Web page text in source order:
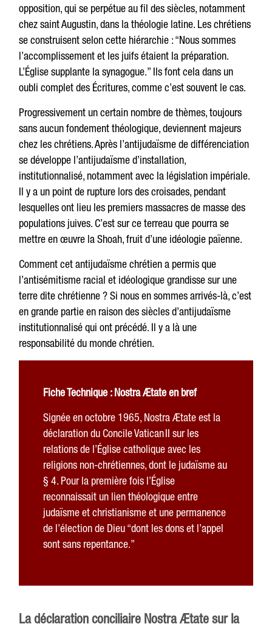
opposition, qui se perpétue au fil des siècles, notamment
chez saint Augustin, dans la théologie latine. Les chrétiens
se construisent selon cette hiérarchie : “Nous sommes
l’accomplissement et les juifs étaient la préparation.
L’Église supplante la synagogue.” Ils font cela dans un
oubli complet des Écritures, comme c’est souvent le cas.
Progressivement un certain nombre de thèmes, toujours
sans aucun fondement théologique, deviennent majeurs
chez les chrétiens. Après l’antijudaïsme de différenciation
se développe l’antijudaïsme d’installation,
institutionnalisé, notamment avec la législation impériale.
Il y a un point de rupture lors des croisades, pendant
lesquelles ont lieu les premiers massacres de masse des
populations juives. C’est sur ce terreau que pourra se
mettre en œuvre la Shoah, fruit d’une idéologie païenne.
Comment cet antijudaïsme chrétien a permis que
l’antisémitisme racial et idéologique grandisse sur une
terre dite chrétienne ? Si nous en sommes arrivés-là, c’est
en grande partie en raison des siècles d’antijudaïsme
institutionnalisé qui ont précédé. Il y a là une
responsabilité du monde chrétien.
Fiche Technique : Nostra Ætate en bref
Signée en octobre 1965, Nostra Ætate est la
déclaration du Concile Vatican II sur les
relations de l’Église catholique avec les
religions non-chrétiennes, dont le judaïsme au
§ 4. Pour la première fois l’Église
reconnaissait un lien théologique entre
judaïsme et christianisme et une permanence
de l’élection de Dieu “dont les dons et l’appel
sont sans repentance.”
La déclaration conciliaire Nostra Ætate sur la